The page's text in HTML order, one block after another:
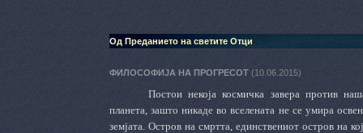
Од Преданието на светите Отци
ФИЛОСОФИЈА НА ПРОГРЕСОТ (10.06.2015)
Постои некоја космичка завера против
планета, зашто никаде во вселената не се умира
земјата. Остров на смртта, единствениот остров на